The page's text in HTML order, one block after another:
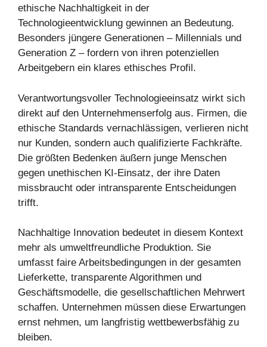
ethische Nachhaltigkeit in der
Technologieentwicklung gewinnen an Bedeutung.
Besonders jüngere Generationen – Millennials und
Generation Z – fordern von ihren potenziellen
Arbeitgebern ein klares ethisches Profil.
Verantwortungsvoller Technologieeinsatz wirkt sich
direkt auf den Unternehmenserfolg aus. Firmen, die
ethische Standards vernachlässigen, verlieren nicht
nur Kunden, sondern auch qualifizierte Fachkräfte.
Die größten Bedenken äußern junge Menschen
gegen unethischen KI-Einsatz, der ihre Daten
missbraucht oder intransparente Entscheidungen
trifft.
Nachhaltige Innovation bedeutet in diesem Kontext
mehr als umweltfreundliche Produktion. Sie
umfasst faire Arbeitsbedingungen in der gesamten
Lieferkette, transparente Algorithmen und
Geschäftsmodelle, die gesellschaftlichen Mehrwert
schaffen. Unternehmen müssen diese Erwartungen
ernst nehmen, um langfristig wettbewerbsfähig zu
bleiben.